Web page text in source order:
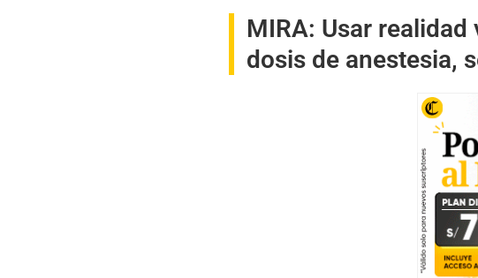
MIRA: Usar
dosis de anestesia,